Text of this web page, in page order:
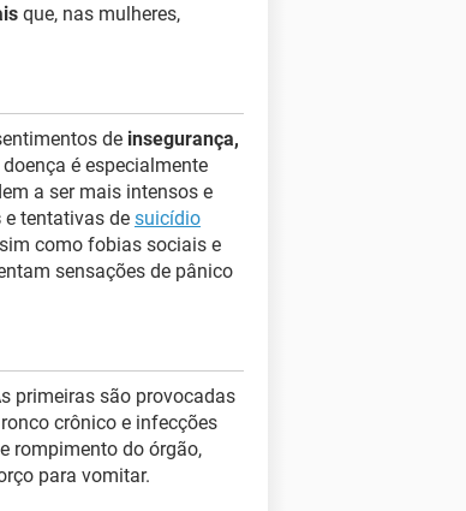
que, nas mulheres,
de insegurança,
é especialmente
a ser mais intensos e
e tentativas de suicídio
como fobias sociais e
sensações de pânico
primeiras são provocadas
crônico e infecções
rompimento do órgão,
para vomitar.